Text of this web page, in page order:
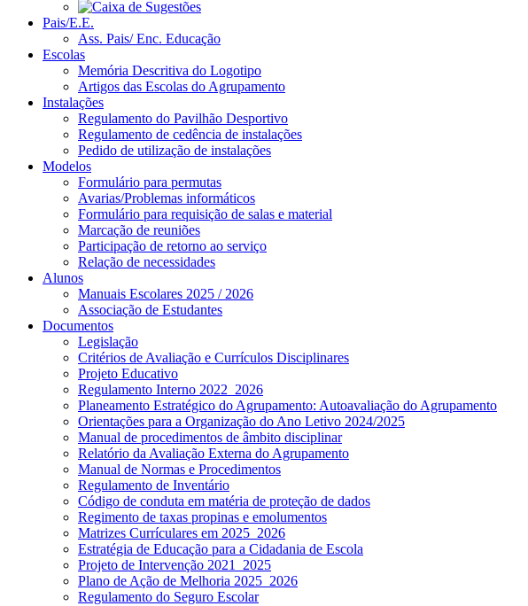
Pais/E.E.
Ass. Pais/ Enc. Educação
Escolas
Memória Descritiva do Logotipo
Artigos das Escolas do Agrupamento
Instalações
Regulamento do Pavilhão Desportivo
Regulamento de cedência de instalações
Pedido de utilização de instalações
Modelos
Formulário para permutas
Avarias/Problemas informáticos
Formulário para requisição de salas e material
Marcação de reuniões
Participação de retorno ao serviço
Relação de necessidades
Alunos
Manuais Escolares 2025 / 2026
Associação de Estudantes
Documentos
Legislação
Critérios de Avaliação e Currículos Disciplinares
Projeto Educativo
Regulamento Interno 2022_2026
Planeamento Estratégico do Agrupamento: Autoavaliação do Agrupamento
Orientações para a Organização do Ano Letivo 2024/2025
Manual de procedimentos de âmbito disciplinar
Relatório da Avaliação Externa do Agrupamento
Manual de Normas e Procedimentos
Regulamento de Inventário
Código de conduta em matéria de proteção de dados
Regimento de taxas propinas e emolumentos
Matrizes Currículares em 2025_2026
Estratégia de Educação para a Cidadania de Escola
Projeto de Intervenção 2021_2025
Plano de Ação de Melhoria 2025_2026
Regulamento do Seguro Escolar